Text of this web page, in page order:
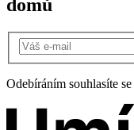
domů
Odebíráním souhlasíte se